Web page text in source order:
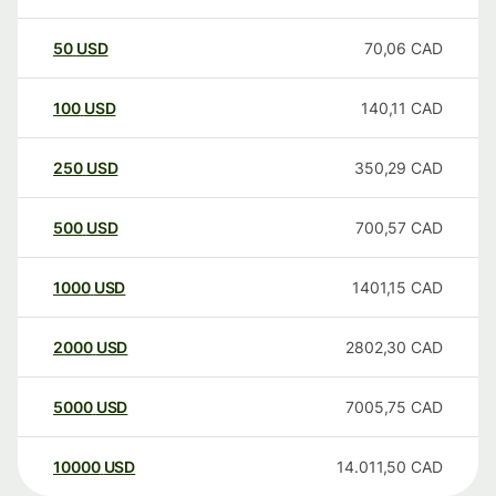
50 USD 70,06 CAD
100 USD 140,11 CAD
250 USD 350,29 CAD
500 USD 700,57 CAD
1000 USD 1401,15 CAD
2000 USD 2802,30 CAD
5000 USD 7005,75 CAD
10000 USD 14.011,50 CAD